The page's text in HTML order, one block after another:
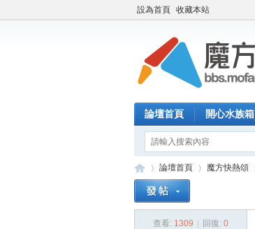
設為首頁 收藏本站
論壇首頁 開心水族箱
論壇首頁 魔方快熱頌
查看: 1309 回復: 0